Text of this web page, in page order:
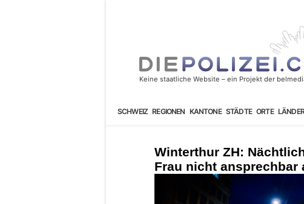
SCHWEIZ REGIONEN KANTONE STÄDTE ORTE LÄNDER
Winterthur ZH:
Frau nicht ansprechbar